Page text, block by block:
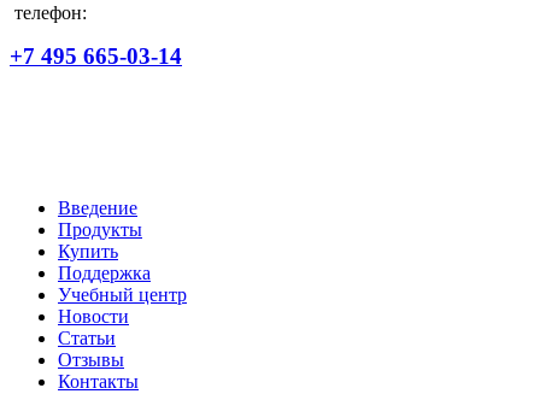
телефон:
+7 495 665-03-14
Введение
Продукты
Купить
Поддержка
Учебный центр
Новости
Статьи
Отзывы
Контакты